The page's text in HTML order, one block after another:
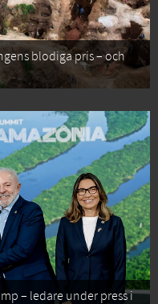
blodiga pris – och
– ledare under press i